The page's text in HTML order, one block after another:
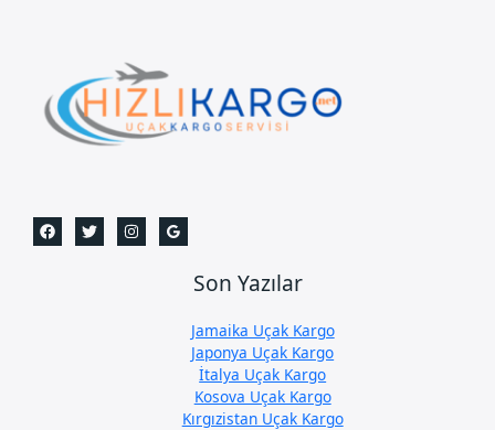
Son Yazılar
Jamaika Uçak Kargo
Japonya Uçak Kargo
İtalya Uçak Kargo
Kosova Uçak Kargo
Kırgızistan Uçak Kargo